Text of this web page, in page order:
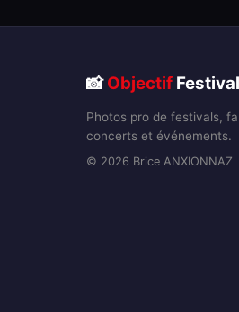
📸Objectif Festival
Photos pro de festivals,
concerts et événements.
© 2026 Brice ANXIONNAZ